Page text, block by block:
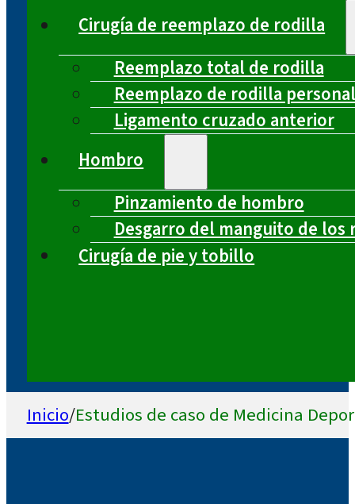
Cirugía de reemplazo de rodilla
Reemplazo total de rodilla
Reemplazo de rodilla
Ligamento cruzado anterior
Hombro
Pinzamiento de hombro
Desgarro del manguito de los
Cirugía de pie y tobillo
Inicio/Estudios de caso de Medicina